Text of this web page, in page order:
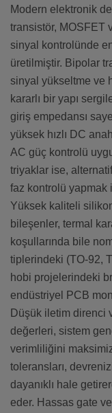
Modern elektronik
transistör, MOSFET
sinyal kontrolünde
üretilmiştir. Bipolar
sinyal yükseltme ve
kararlı bir yapı
giriş empedansı
yüksek hızlı DC
AC güç kontrolü
triyaklar ise,
faz kontrolü yapmak
Yüksek kaliteli
bileşenler, termal
koşullarında bile
tiplerindeki (TO-92,
hobi projelerindeki
endüstriyel PCB
Düşük iletim direnci
değerleri, sistem
verimliliğini
toleransları,
dayanıklı hale
eder. Hassas gate